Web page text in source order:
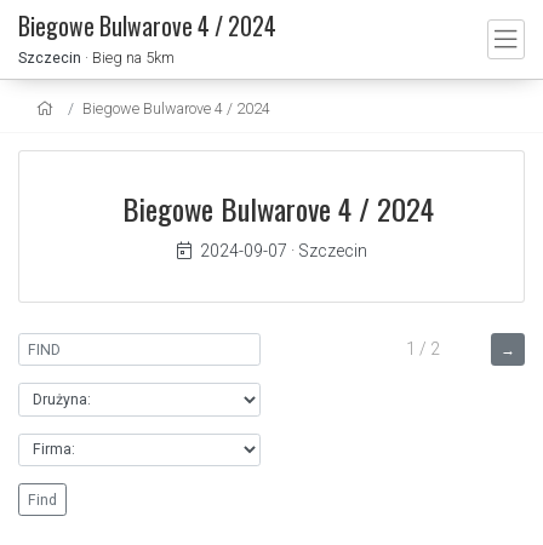
Biegowe Bulwarove 4 / 2024
Szczecin · Bieg na 5km
Biegowe Bulwarove 4 / 2024
Biegowe Bulwarove 4 / 2024
2024-09-07 · Szczecin
→
1 / 2